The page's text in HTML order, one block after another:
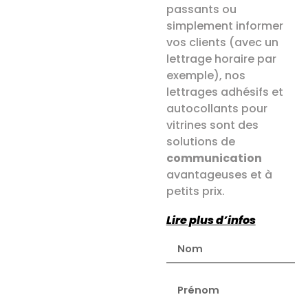
passants ou
simplement informer
vos clients (avec un
lettrage horaire par
exemple), nos
lettrages adhésifs et
autocollants pour
vitrines sont des
solutions de
communication
avantageuses et à
petits prix.
Lire plus d’infos